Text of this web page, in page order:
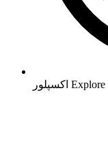
اکسپلور Explore